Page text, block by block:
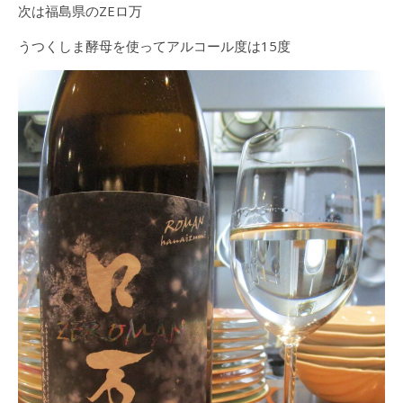
次は福島県のZEロ万
うつくしま酵母を使ってアルコール度は15度